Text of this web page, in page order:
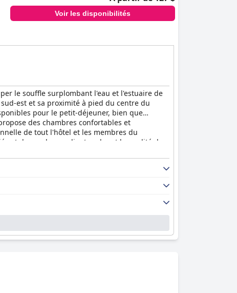
Voir les disponibilités
le souffle surplombant l'eau et l'estuaire de
est et sa proximité à pied du centre du
pour le petit-déjeuner, bien que
des chambres confortables et
de tout l'hôtel et les membres du
et de nombreux clients saluent la qualité des
la plupart conviennent que la literie est
fantastique pour une pause de détente